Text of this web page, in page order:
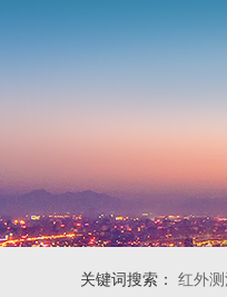
关键词搜索： 红外